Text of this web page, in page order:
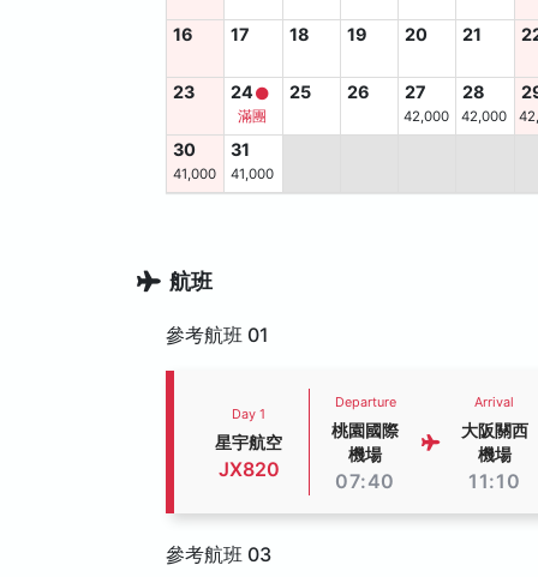
16 17 18 19 20 21
23 24
滿團
25 26 27
42,000
28
42,000
30
41,000
31
41,000
航班
參考航班 01
Day 1
星宇航空
JX820
Departure
桃園國際
機場
07:40
Arrival
大阪關西
機場
11:10
參考航班 03